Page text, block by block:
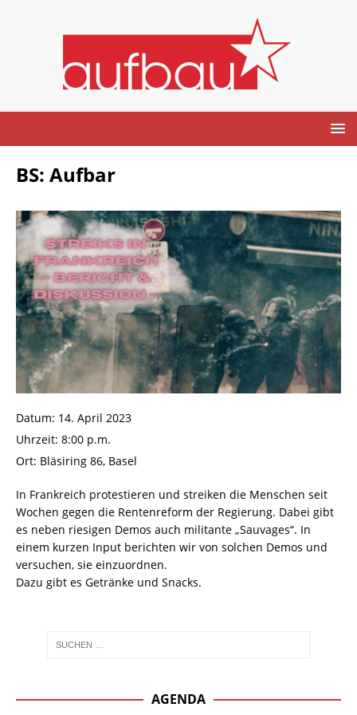
BS: Aufbar
Datum: 14. April 2023
Uhrzeit: 8:00 p.m.
Ort: Bläsiring 86, Basel
In Frankreich protestieren und streiken die Menschen seit
Wochen gegen die Rentenreform der Regierung. Dabei gibt
es neben riesigen Demos auch militante „Sauvages“. In
einem kurzen Input berichten wir von solchen Demos und
versuchen, sie einzuordnen.
Dazu gibt es Getränke und Snacks.
AGENDA